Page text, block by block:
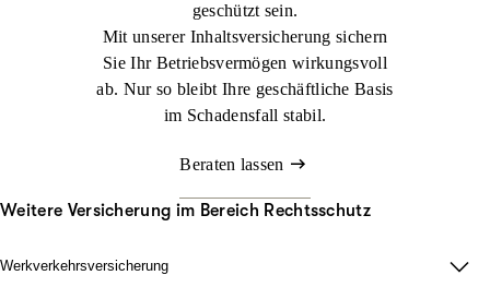
geschützt sein.
Mit unserer Inhaltsversicherung sichern
Sie Ihr Betriebsvermögen wirkungsvoll
ab. Nur so bleibt Ihre geschäftliche Basis
im Schadensfall stabil.
Beraten lassen
Weitere Versicherung im Bereich Rechtsschutz
Werkverkehrsversicherung